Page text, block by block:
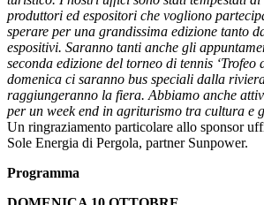
produttori ed espositori che vogliono
sperare per una grandissima edizione tanto
espositivi. Saranno tanti anche gli
seconda edizione del torneo di tennis ‘Trofeo
domenica ci saranno bus speciali dalla
raggiungeranno la fiera. Abbiamo anche
per un week end in agriturismo tra cultura e
Un ringraziamento particolare allo sponsor
Sole Energia di Pergola, partner Sunpower.
Programma